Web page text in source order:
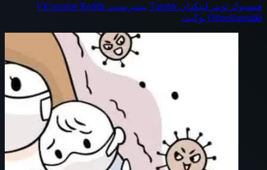
فيسبوك تويتر لينكدإن بينتيريست
Odnoklassniki بوكيت